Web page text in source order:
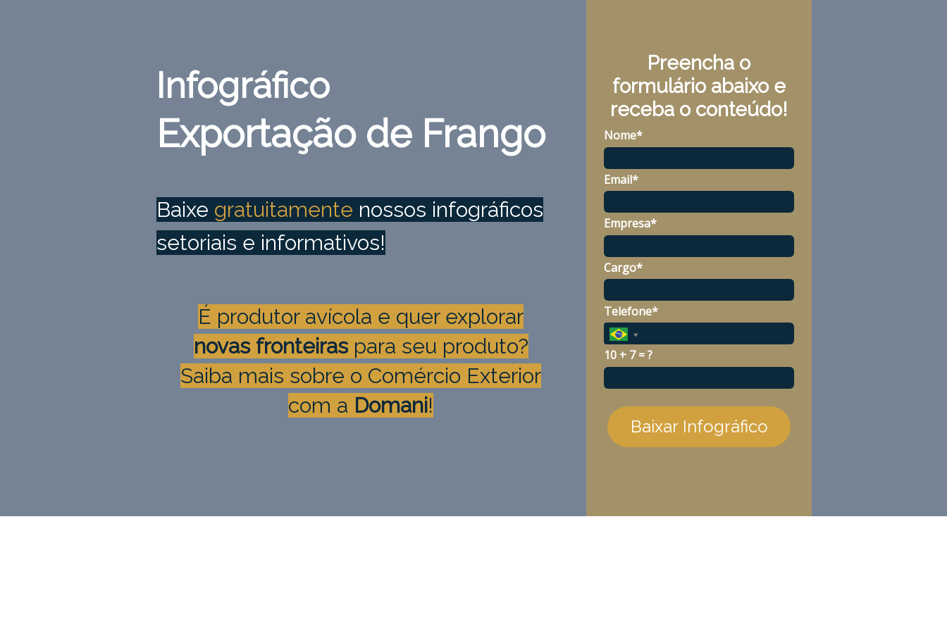
Infográfico
Exportação de Frango
Baixe gratuitamente nossos infográficos
setoriais e informativos!
É produtor avícola e quer explorar
novas fronteiraspara seu produto?
Saiba mais sobre o Comércio Exterior
com a Domani!
Preencha o
formulário abaixo e
receba o conteúdo!
Nome*
Email*
Empresa*
Cargo*
Telefone*
10 + 7 = ?
Baixar Infográfico